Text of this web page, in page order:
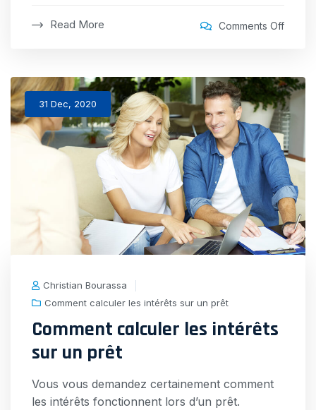
Read More Comments Offon
votre
crédit
avec
un
prêt
sur
31 Dec, 2020
Christian Bourassa
Comment calculer les intérêts sur un prêt
Comment calculer les intérêts
sur un prêt
Vous vous demandez certainement comment
les intérêts fonctionnent lors d’un prêt.